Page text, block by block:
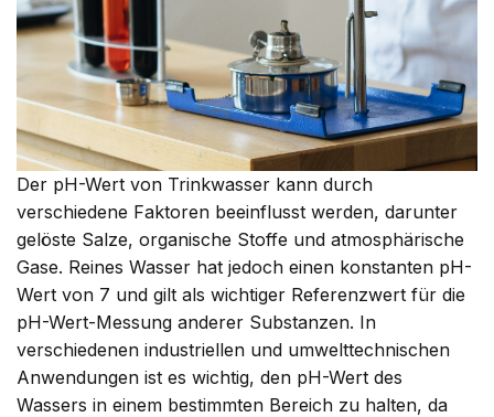
Der pH-Wert von Trinkwasser kann durch
verschiedene Faktoren beeinflusst werden, darunter
gelöste Salze, organische Stoffe und atmosphärische
Gase. Reines Wasser hat jedoch einen konstanten pH-
Wert von 7 und gilt als wichtiger Referenzwert für die
pH-Wert-Messung anderer Substanzen. In
verschiedenen industriellen und umwelttechnischen
Anwendungen ist es wichtig, den pH-Wert des
Wassers in einem bestimmten Bereich zu halten, da